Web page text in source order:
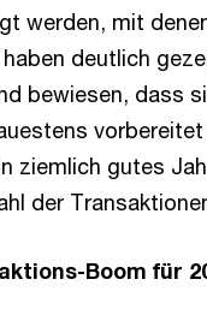
werden, mit
deutlich
bewiesen, dass
ziemlich gutes
der
Boom für